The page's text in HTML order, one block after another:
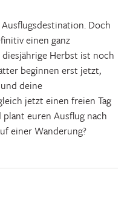
Doch
einen ganz
diesjährige Herbst ist noch
beginnen erst jetzt,
deine
jetzt einen freien Tag
euren Ausflug nach
einer Wanderung?